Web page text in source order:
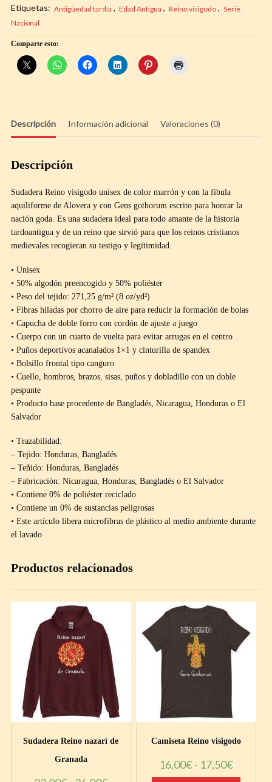
Etiquetas: Antigüedad tardía , Edad Antigua , Reino visigodo , Serie
Nacional
Comparte esto:
Descripción Información adicional Valoraciones (0)
Descripción
Sudadera Reino visigodo unisex de color marrón y con la fíbula
aquiliforme de Alovera y con Gens gothorum escrito para honrar la
nación goda. Es una sudadera ideal para todo amante de la historia
tardoantigua y de un reino que sirvió para que los reinos cristianos
medievales recogieran su testigo y legitimidad.
• Unisex
• 50% algodón preencogido y 50% poliéster
• Peso del tejido: 271,25 g/m² (8 oz/yd²)
• Fibras hiladas por chorro de aire para reducir la formación de bolas
• Capucha de doble forro con cordón de ajuste a juego
• Cuerpo con un cuarto de vuelta para evitar arrugas en el centro
• Puños deportivos acanalados 1×1 y cinturilla de spandex
• Bolsillo frontal tipo canguro
• Cuello, hombros, brazos, sisas, puños y dobladillo con un doble
pespunte
• Producto base procedente de Bangladés, Nicaragua, Honduras o El
Salvador
• Trazabilidad:
– Tejido: Honduras, Bangladés
– Teñido: Honduras, Bangladés
– Fabricación: Nicaragua, Honduras, Bangladés o El Salvador
• Contiene 0% de poliéster reciclado
• Contiene un 0% de sustancias peligrosas
• Este artículo libera microfibras de plástico al medio ambiente durante
el lavado
Productos relacionados
Sudadera Reino nazarí de
Granada
Camiseta Reino visigodo
16,00€- 17,50€Rango
de